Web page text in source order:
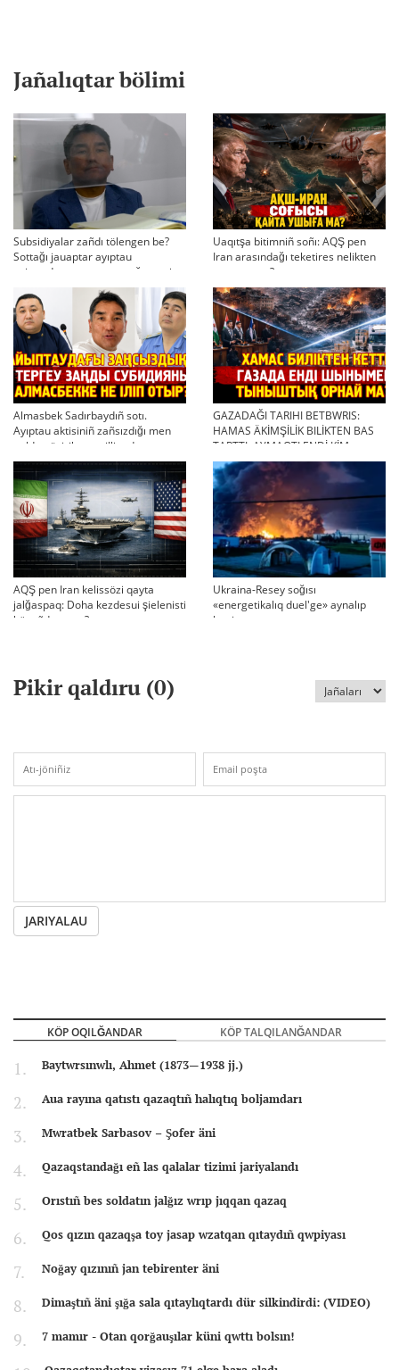
Jañalıqtar bölimi
Subsidiyalar zañdı tölengen be?
Sottağı jauaptar ayıptau
twjırımdarın qayta qarauğa negiz
bola ala ma?
Uaqıtşa bitimniñ soñı: AQŞ pen
Iran arasındağı teketires nelikten
qayta uşıqtı?
Almasbek Sadırbaydıñ sotı.
Ayıptau aktisiniñ zañsızdığı men
qoldan ösirilgen milliondar
GAZADAĞI TARIHI BETBWRIS:
HAMAS ÄKİMŞİLİK BILİKTEN BAS
TARTTI. AYMAQTI ENDİ KİM
BASQARADI?
AQŞ pen Iran kelissözi qayta
jalğaspaq: Doha kezdesui şielenisti
bäseñdete me?
Ukraina-Resey soğısı
«energetikalıq duel'ge» aynalıp
ketti
Pikir qaldıru (0)
JARIYALAU
KÖP OQILĞANDAR KÖP TALQILANĞANDAR
Baytwrsınwlı, Ahmet (1873—1938 jj.)
Aua rayına qatıstı qazaqtıñ halıqtıq boljamdarı
Mwratbek Sarbasov – Şofer äni
Qazaqstandağı eñ las qalalar tizimi jariyalandı
Orıstıñ bes soldatın jalğız wrıp jıqqan qazaq
Qos qızın qazaqşa toy jasap wzatqan qıtaydıñ qwpiyası
Noğay qızınıñ jan tebirenter äni
Dimaştıñ äni şığa sala qıtaylıqtardı dür silkindirdi: (VIDEO)
7 mamır - Otan qorğauşılar küni qwttı bolsın!